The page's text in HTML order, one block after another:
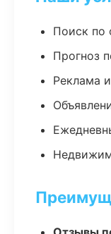
Поиск по
Прогноз
Реклама